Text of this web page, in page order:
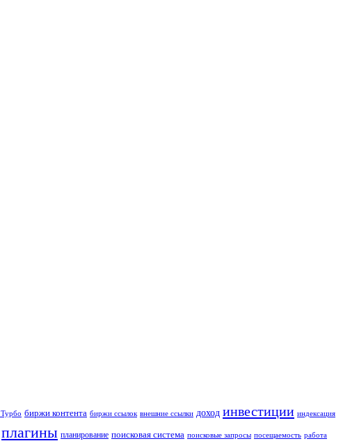
биржи контента биржи ссылок внешние ссылки доход инвестиции индексация
плагины планирование поисковая система поисковые запросы посещаемость работа